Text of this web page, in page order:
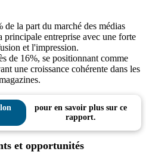
de la part du marché des médias
entreprise avec une forte
et l'impression.
de 16%, se positionnant comme
une croissance cohérente dans les
pour en savoir plus sur ce
rapport.
et opportunités